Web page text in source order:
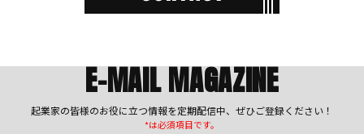
E-MAIL MAGAZINE
起業家の皆様のお役に立つ情報を定期配信中、ぜひご登録ください！
*は必須項目です。